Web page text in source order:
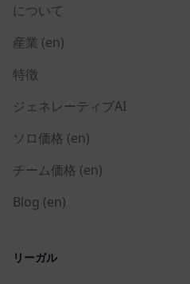
について
産業 (en)
特徴
ジェネレーティブAI
ソロ価格 (en)
チーム価格 (en)
Blog (en)
リーガル